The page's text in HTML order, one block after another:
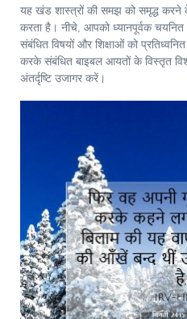
यह खंड शास्त्रों की समझ को समृद्ध करने
करता है। नीचे, आपको ध्यानपूर्वक
संबंधित विषयों और शिक्षाओं को
करके संबंधित बाइबल आयतों के विस्तृत
अंतर्दृष्टि उजागर करें।